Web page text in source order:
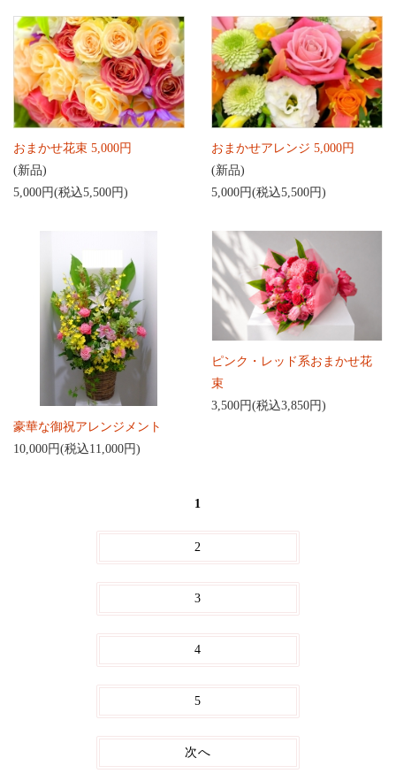
おまかせ花束 5,000円
(新品)
5,000円(税込5,500円)
おまかせアレンジ 5,000円
(新品)
5,000円(税込5,500円)
豪華な御祝アレンジメント
10,000円(税込11,000円)
ピンク・レッド系おまかせ花
束
3,500円(税込3,850円)
1
2
3
4
5
次へ